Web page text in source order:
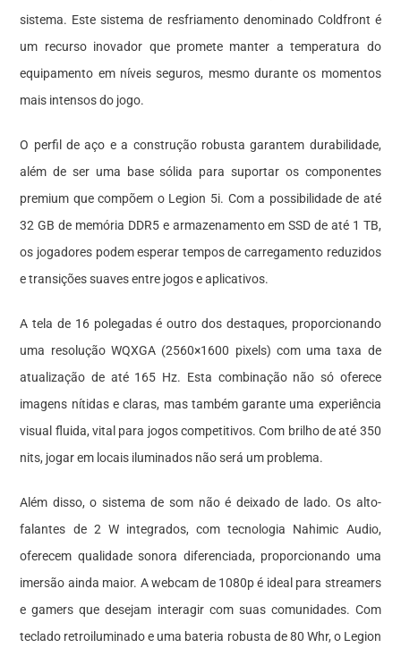
sistema. Este sistema de resfriamento denominado Coldfront é
um recurso inovador que promete manter a temperatura do
equipamento em níveis seguros, mesmo durante os momentos
mais intensos do jogo.
O perfil de aço e a construção robusta garantem durabilidade,
além de ser uma base sólida para suportar os componentes
premium que compõem o Legion 5i. Com a possibilidade de até
32 GB de memória DDR5 e armazenamento em SSD de até 1 TB,
os jogadores podem esperar tempos de carregamento reduzidos
e transições suaves entre jogos e aplicativos.
A tela de 16 polegadas é outro dos destaques, proporcionando
uma resolução WQXGA (2560×1600 pixels) com uma taxa de
atualização de até 165 Hz. Esta combinação não só oferece
imagens nítidas e claras, mas também garante uma experiência
visual fluida, vital para jogos competitivos. Com brilho de até 350
nits, jogar em locais iluminados não será um problema.
Além disso, o sistema de som não é deixado de lado. Os alto-
falantes de 2 W integrados, com tecnologia Nahimic Audio,
oferecem qualidade sonora diferenciada, proporcionando uma
imersão ainda maior. A webcam de 1080p é ideal para streamers
e gamers que desejam interagir com suas comunidades. Com
teclado retroiluminado e uma bateria robusta de 80 Whr, o Legion